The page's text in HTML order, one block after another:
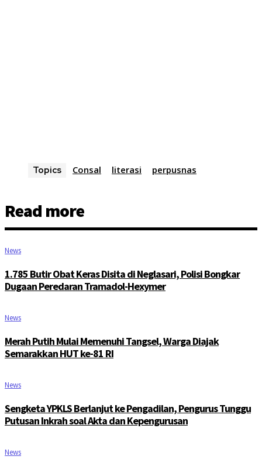
Topics Consal literasi perpusnas
Read more
News
1.785 Butir Obat Keras Disita di Neglasari, Polisi Bongkar
Dugaan Peredaran Tramadol-Hexymer
News
Merah Putih Mulai Memenuhi Tangsel, Warga Diajak
Semarakkan HUT ke-81 RI
News
Sengketa YPKLS Berlanjut ke Pengadilan, Pengurus Tunggu
Putusan Inkrah soal Akta dan Kepengurusan
News